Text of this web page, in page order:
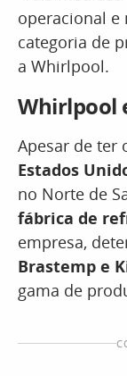
operacional e
categoria de
a Whirlpool.
Whirlpool
Apesar de ter
Estados
no Norte de
fábrica de
empresa,
Brastemp e
gama de